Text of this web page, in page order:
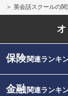
英会話スクールの
保険関連ランキ
金融関連ランキ